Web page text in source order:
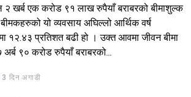
खर्ब एक करोड ९१ लाख रुपैयाँ बराबरको बीमाशुल्क
यो व्यवसाय अघिल्लो आर्थिक वर्ष
१२.४३ प्रतिशत बढी हो । उक्त आवमा जीवन बीमा
९० करोड रुपैयाँ बराबरको...
3 दिन अगाडी